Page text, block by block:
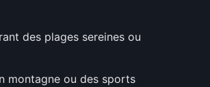
des plages sereines ou
montagne ou des sports